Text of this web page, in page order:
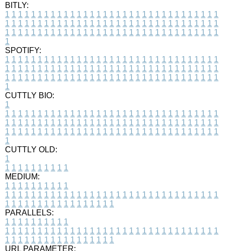
BITLY:
1 1 1 1 1 1 1 1 1 1 1 1 1 1 1 1 1 1 1 1 1 1 1 1 1 1 1 1 1 1 1 1 1
1 1 1 1 1 1 1 1 1 1 1 1 1 1 1 1 1 1 1 1 1 1 1 1 1 1 1 1 1 1 1 1 1
1 1 1 1 1 1 1 1 1 1 1 1 1 1 1 1 1 1 1 1 1 1 1 1 1 1 1 1 1 1 1 1 1
1
SPOTIFY:
1 1 1 1 1 1 1 1 1 1 1 1 1 1 1 1 1 1 1 1 1 1 1 1 1 1 1 1 1 1 1 1 1
1 1 1 1 1 1 1 1 1 1 1 1 1 1 1 1 1 1 1 1 1 1 1 1 1 1 1 1 1 1 1 1 1
1 1 1 1 1 1 1 1 1 1 1 1 1 1 1 1 1 1 1 1 1 1 1 1 1 1 1 1 1 1 1 1 1
1
CUTTLY BIO:
1
1 1 1 1 1 1 1 1 1 1 1 1 1 1 1 1 1 1 1 1 1 1 1 1 1 1 1 1 1 1 1 1 1
1 1 1 1 1 1 1 1 1 1 1 1 1 1 1 1 1 1 1 1 1 1 1 1 1 1 1 1 1 1 1 1 1
1 1 1 1 1 1 1 1 1 1 1 1 1 1 1 1 1 1 1 1 1 1 1 1 1 1 1 1 1 1 1 1 1
1
CUTTLY OLD:
1
1 1 1 1 1 1 1 1 1 1
MEDIUM:
1 1 1 1 1 1 1 1 1 1
1 1 1 1 1 1 1 1 1 1 1 1 1 1 1 1 1 1 1 1 1 1 1 1 1 1 1 1 1 1 1 1 1
1 1 1 1 1 1 1 1 1 1 1 1 1 1 1 1 1
PARALLELS:
1 1 1 1 1 1 1 1 1 1
1 1 1 1 1 1 1 1 1 1 1 1 1 1 1 1 1 1 1 1 1 1 1 1 1 1 1 1 1 1 1 1 1
1 1 1 1 1 1 1 1 1 1 1 1 1 1 1 1 1
URL PARAMETER: